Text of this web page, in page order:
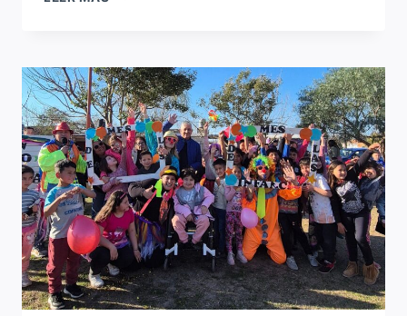
EN
EL
MARCO
DEL
MES
DE
LAS
INFANCIAS